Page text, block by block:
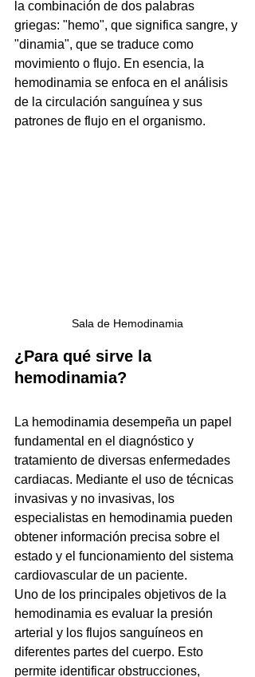
la combinación de dos palabras
griegas: "hemo", que significa sangre, y
"dinamia", que se traduce como
movimiento o flujo. En esencia, la
hemodinamia se enfoca en el análisis
de la circulación sanguínea y sus
patrones de flujo en el organismo.
Sala de Hemodinamia
¿Para qué sirve la
hemodinamia?
La hemodinamia desempeña un papel
fundamental en el diagnóstico y
tratamiento de diversas enfermedades
cardiacas. Mediante el uso de técnicas
invasivas y no invasivas, los
especialistas en hemodinamia pueden
obtener información precisa sobre el
estado y el funcionamiento del sistema
cardiovascular de un paciente.
Uno de los principales objetivos de la
hemodinamia es evaluar la presión
arterial y los flujos sanguíneos en
diferentes partes del cuerpo. Esto
permite identificar obstrucciones,